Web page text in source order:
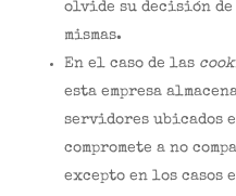
olvide su decisión de
mismas.
En el caso de las
esta empresa
servidores ubicados
compromete a no
excepto en los casos